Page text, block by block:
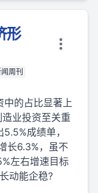
形
周刊
的占比显著上
业投资至关重
成绩单，
长6.3%，虽不
左右增速目标
动能企稳?